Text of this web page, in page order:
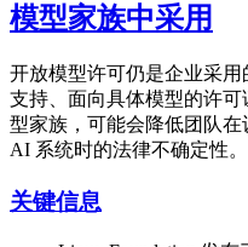
模型家族中采用
开放模型许可仍是企业采用
支持、面向具体模型的许
型家族，可能会降低团队
AI 系统时的法律不确定性。
关键信息